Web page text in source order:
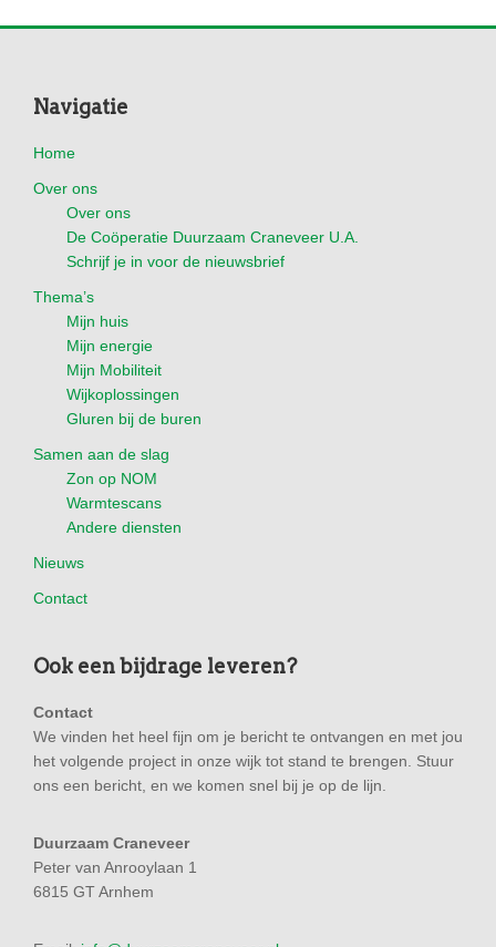
Footer
Navigatie
Home
Over ons
Over ons
De Coöperatie Duurzaam Craneveer U.A.
Schrijf je in voor de nieuwsbrief
Thema’s
Mijn huis
Mijn energie
Mijn Mobiliteit
Wijkoplossingen
Gluren bij de buren
Samen aan de slag
Zon op NOM
Warmtescans
Andere diensten
Nieuws
Contact
Ook een bijdrage leveren?
Contact
We vinden het heel fijn om je bericht te ontvangen en met jou
het volgende project in onze wijk tot stand te brengen. Stuur
ons een bericht, en we komen snel bij je op de lijn.
Duurzaam Craneveer
Peter van Anrooylaan 1
6815 GT Arnhem